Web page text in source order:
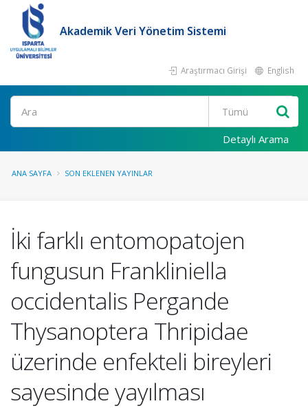
Akademik Veri Yönetim Sistemi
Araştırmacı Girişi English
Ara
Detaylı Arama
ANA SAYFA SON EKLENEN YAYINLAR
İki farklı entomopatojen
fungusun Frankliniella
occidentalis Pergande
Thysanoptera Thripidae
üzerinde enfekteli bireyleri
sayesinde yayılması